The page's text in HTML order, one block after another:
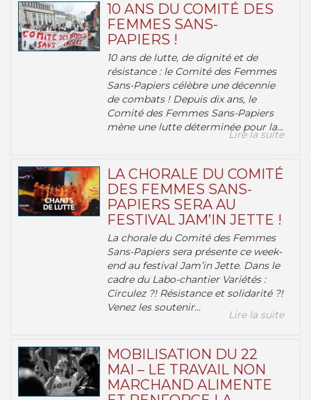
10 ANS DU COMITÉ DES
FEMMES SANS-
PAPIERS !
10 ans de lutte, de dignité et de
résistance : le Comité des Femmes
Sans-Papiers célèbre une décennie
de combats ! Depuis dix ans, le
Comité des Femmes Sans-Papiers
mène une lutte déterminée pour la...
Lire la suite
LA CHORALE DU COMITÉ
DES FEMMES SANS-
PAPIERS SERA AU
FESTIVAL JAM’IN JETTE !
La chorale du Comité des Femmes
Sans-Papiers sera présente ce week-
end au festival Jam’in Jette. Dans le
cadre du Labo-chantier Variétés :
Circulez ?! Résistance et solidarité ?!
Venez les soutenir...
Lire la suite
MOBILISATION DU 22
MAI – LE TRAVAIL NON
MARCHAND ALIMENTE